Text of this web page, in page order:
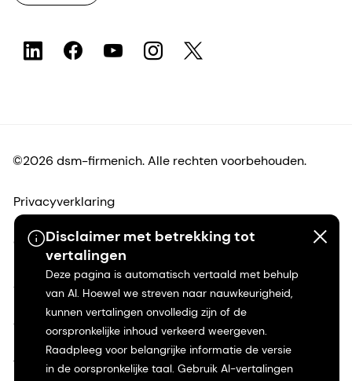
Disclaimer met betrekking tot
vertalingen
Deze pagina is automatisch vertaald met behulp
van AI. Hoewel we streven naar nauwkeurigheid,
kunnen vertalingen onvolledig zijn of de
oorspronkelijke inhoud verkeerd weergeven.
Raadpleeg voor belangrijke informatie de versie
in de oorspronkelijke taal. Gebruik AI-vertalingen
©2026 dsm-firmenich. Alle rechten voorbehouden.
Privacyverklaring
Gebruiksvoorwaarden
Algemene voorwaarden
Californië Transparantie
Toegankelijkheidsverklaring